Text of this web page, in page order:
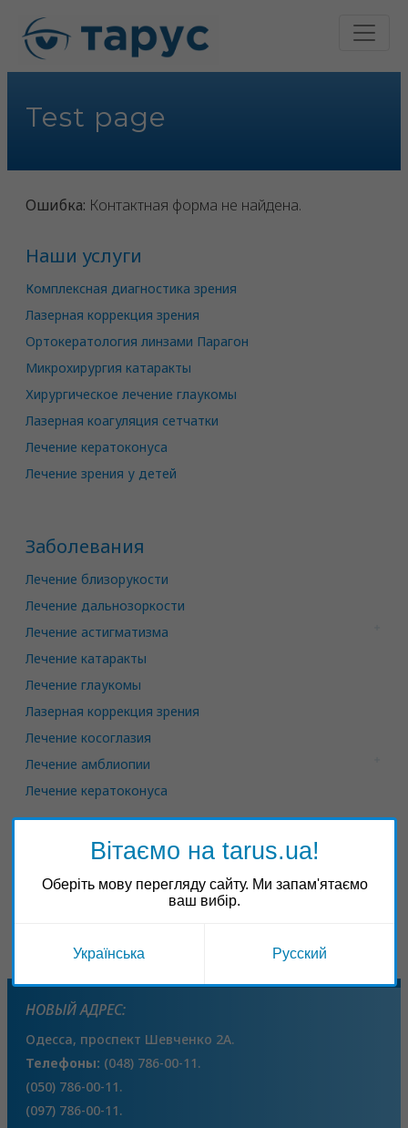
Test page
Ошибка: Контактная форма не найдена.
Наши услуги
Комплексная диагностика зрения
Лазерная коррекция зрения
Ортокератология линзами Парагон
Микрохирургия катаракты
Хирургическое лечение глаукомы
Лазерная коагуляция сетчатки
Лечение кератоконуса
Лечение зрения у детей
Заболевания
Лечение близорукости
Лечение дальнозоркости
Лечение астигматизма
Лечение катаракты
Лечение глаукомы
Лазерная коррекция зрения
Лечение косоглазия
Лечение амблиопии
Лечение кератоконуса
Соцсети
НОВЫЙ АДРЕС:
Одесса, проспект Шевченко 2А.
Телефоны: (048) 786-00-11.
(050) 786-00-11.
(097) 786-00-11.
Вітаємо на tarus.ua!
Оберіть мову перегляду сайту. Ми запам'ятаємо
ваш вибір.
Українська Русский